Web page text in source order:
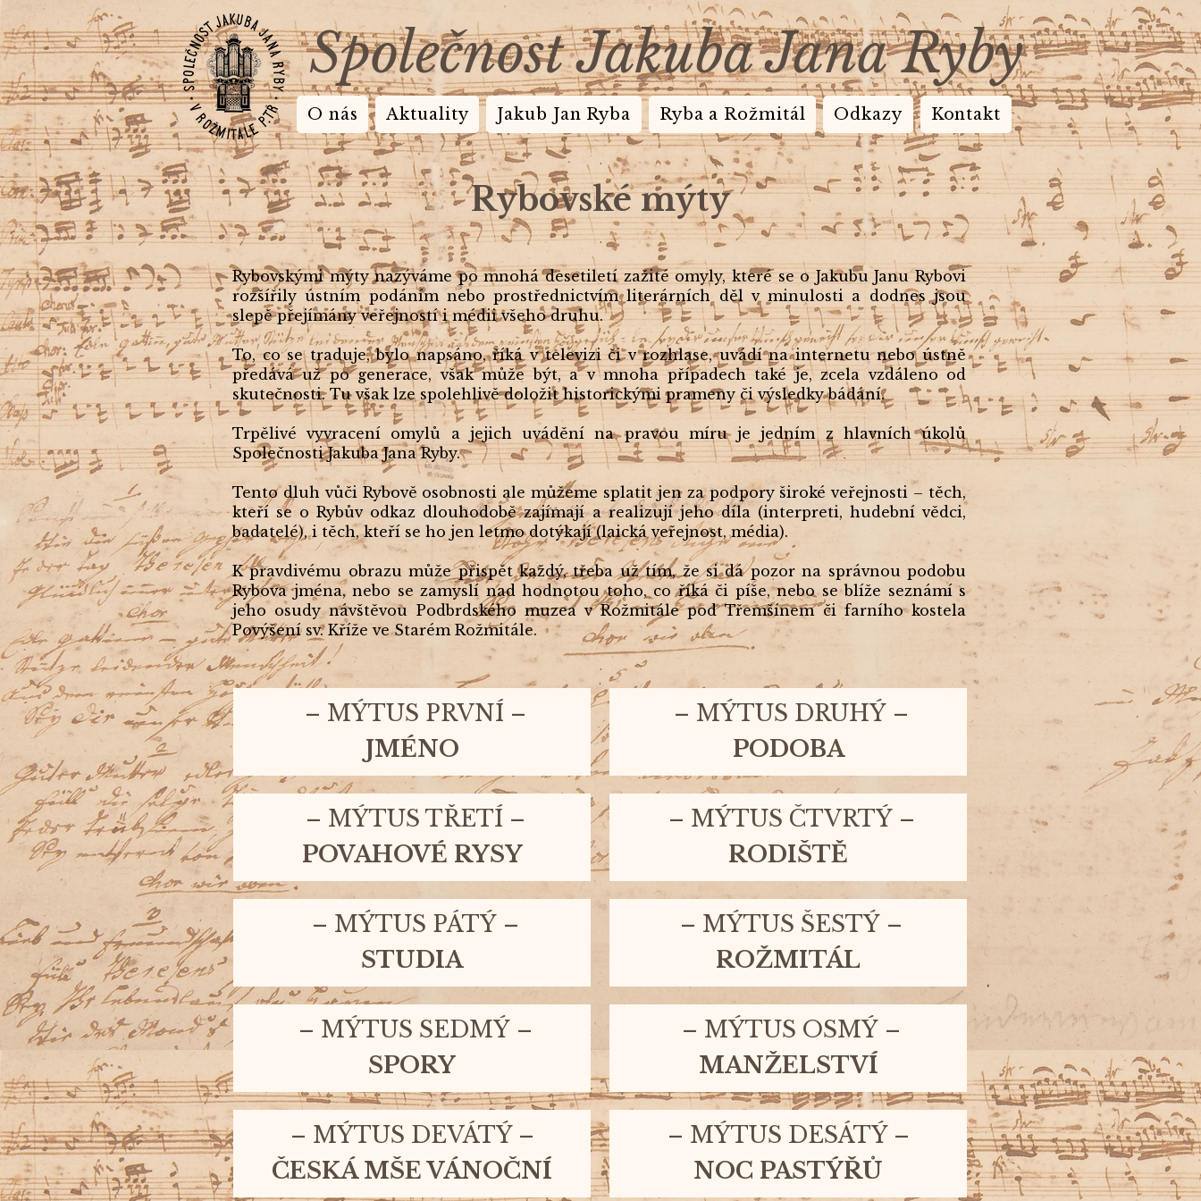
Společnost Jakuba Jana Ryby
O nás Aktuality Jakub Jan Ryba Ryba a Rožmitál Odkazy Kontakt
.
Rybovské mýty
.
Rybovskými mýty nazýváme po mnohá desetiletí zažité omyly, které se o Jakubu Janu Rybovi
rozšířily ústním podáním nebo prostřednictvím literárních děl v minulosti a dodnes jsou
slepě přejímány veřejností i médii všeho druhu.
To, co se traduje, bylo napsáno, říká v televizi či v rozhlase, uvádí na internetu nebo ústně
předává už po generace, však může být, a v mnoha případech také je, zcela vzdáleno od
skutečnosti. Tu však lze spolehlivě doložit historickými prameny či výsledky bádání.
Trpělivé vyvracení omylů a jejich uvádění na pravou míru je jedním z hlavních úkolů
Společnosti Jakuba Jana Ryby.
Tento dluh vůči Rybově osobnosti ale můžeme splatit jen za podpory široké veřejnosti – těch,
kteří se o Rybův odkaz dlouhodobě zajímají a realizují jeho díla (interpreti, hudební vědci,
badatelé), i těch, kteří se ho jen letmo dotýkají (laická veřejnost, média).
K pravdivému obrazu může přispět každý, třeba už tím, že si dá pozor na správnou podobu
Rybova jména, nebo se zamyslí nad hodnotou toho, co říká či píše, nebo se blíže seznámí s
jeho osudy návštěvou Podbrdského muzea v Rožmitále pod Třemšínem či farního kostela
Povýšení sv. Kříže ve Starém Rožmitále.
.
.
– MÝTUS PRVNÍ –
JMÉNO
– MÝTUS TŘETÍ –
POVAHOVÉ RYSY
– MÝTUS PÁTÝ –
STUDIA
– MÝTUS SEDMÝ –
SPORY
– MÝTUS DEVÁTÝ –
ČESKÁ MŠE VÁNOČNÍ
– MÝTUS DRUHÝ –
PODOBA
– MÝTUS ČTVRTÝ –
RODIŠTĚ
– MÝTUS ŠESTÝ –
ROŽMITÁL
– MÝTUS OSMÝ –
MANŽELSTVÍ
– MÝTUS DESÁTÝ –
NOC PASTÝŘŮ